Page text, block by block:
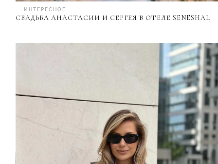
— ИНТЕРЕСНОЕ
СВАДЬБА АНАСТАСИИ И СЕРГЕЯ В ОТЕЛЕ SENESHAL